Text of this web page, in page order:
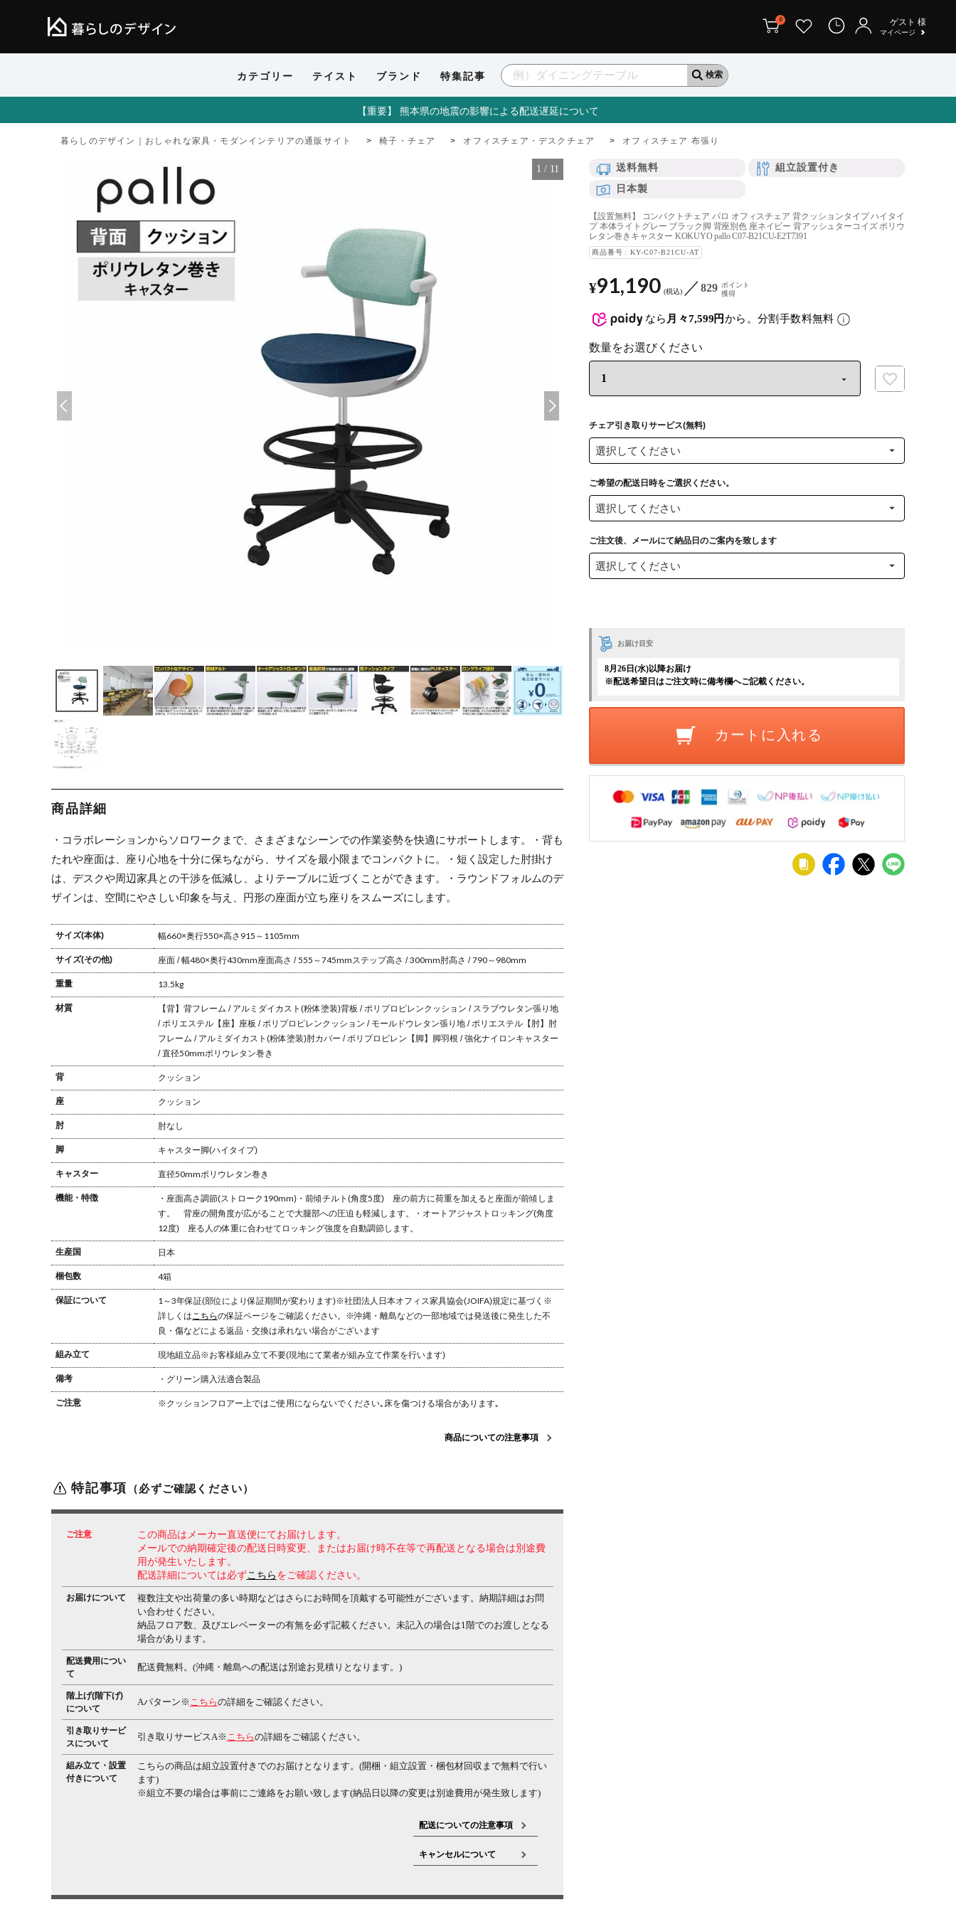
カテゴリー テイスト ブランド 特集記事
0 ゲスト 様
マイページ
【重要】 熊本県の地震の影響による配送遅延について
暮らしのデザイン｜おしゃれな家具・モダンインテリアの通販サイト 椅子・チェア オフィスチェア・デスクチェア オフィスチェア 布張り
1 / 11
商品詳細
・コラボレーションからソロワークまで、さまざまなシーンでの作業姿勢を快適にサポートします。
・背も
たれや座面は、座り心地を十分に保ちながら、サイズを最小限までコンパクトに。
・短く設定した肘掛け
は、デスクや周辺家具との干渉を低減し、よりテーブルに近づくことができます。
・ラウンドフォルムのデ
ザインは、空間にやさしい印象を与え、円形の座面が立ち座りをスムーズにします。
サイズ(本体) 幅660×奥行550×高さ915～1105mm
サイズ(その他) 座面 / 幅480×奥行430mm座面高さ / 555～745mmステップ高さ / 300mm肘高さ / 790～980mm
重量 13.5kg
材質 【背】 背フレーム / アルミダイカスト(粉体塗装)背板 / ポリプロピレンクッション / スラブウレタン張り地
/ ポリエステル 【座】 座板 / ポリプロピレンクッション / モールドウレタン張り地 / ポリエステル 【肘】 肘
フレーム / アルミダイカスト(粉体塗装)肘カバー / ポリプロピレン 【脚】 脚羽根 / 強化ナイロンキャスター
/ 直径50mmポリウレタン巻き
背 クッション
座 クッション
肘 肘なし
脚 キャスター脚(ハイタイプ)
キャスター 直径50mmポリウレタン巻き
機能・特徴 ・座面高さ調節(ストローク190mm) ・前傾チルト(角度5度) 座の前方に荷重を加えると座面が前傾しま
す。
背座の開角度が広がることで大腿部への圧迫も軽減します。
・オートアジャストロッキング(角度
12度) 座る人の体重に合わせてロッキング強度を自動調節します。
生産国 日本
梱包数 4箱
保証について 1～3年保証(部位により保証期間が変わります)※社団法人日本オフィス家具協会(JOIFA)規定に基づく ※
詳しくはこちらの保証ページをご確認ください。 ※沖縄・離島などの一部地域では発送後に発生した不
良・傷などによる返品・交換は承れない場合がございます
組み立て 現地組立品※お客様組み立て不要(現地にて業者が組み立て作業を行います)
備考 ・グリーン購入法適合製品
ご注意 ※クッションフロアー上ではご使用にならないでください｡床を傷つける場合があります｡
商品についての注意事項
特記事項 （必ずご確認ください）
ご注意
この商品はメーカー直送便にてお届けします。
メールでの納期確定後の配送日時変更、またはお届け時不在等で再配送となる場合は別途費
用が発生いたします。
配送詳細については必ずこちら をご確認ください。
お届けについて
複数注文や出荷量の多い時期などはさらにお時間を頂戴する可能性がございます。納期詳細はお問
い合わせください。
納品フロア数、及びエレベーターの有無を必ず記載ください。未記入の場合は1階でのお渡しとなる
場合があります。
配送費用につい
て
配送費無料。(沖縄・離島への配送は別途お見積りとなります。)
階上げ(階下げ)
について
Aパターン※ こちらの詳細をご確認ください。
引き取りサービ
スについて
引き取りサービスA※ こちらの詳細をご確認ください。
組み立て・設置
付きについて
こちらの商品は組立設置付きでのお届けとなります。(開梱・組立設置・梱包材回収まで無料で行い
ます)
※組立不要の場合は事前にご連絡をお願い致します(納品日以降の変更は別途費用が発生致します)
配送についての注意事項
キャンセルについて
送料無料
組立設置付き
日本製
【設置無料】 コンパクトチェア パロ オフィスチェア 背クッションタイプ ハイタイ
プ 本体ライトグレー ブラック脚 背座別色 座ネイビー 背アッシュターコイズ ポリウ
レタン巻きキャスター KOKUYO pallo C07-B21CU-E2T7391
商品番号 KY-C07-B21CU-AT
なら 月々7,599円から。分割手数料無料
¥91,190 税込 829 ポイント
獲得
お届け目安
8月26日(水)以降お届け
※配送希望日はご注文時に備考欄へご記載ください。
カートに入れる
チェア引き取りサービス(無料)
ご希望の配送日時をご選択ください。
ご注文後、メールにて納品日のご案内を致します